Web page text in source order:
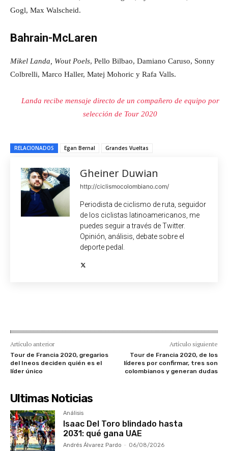
Gogl, Max Walscheid.
Bahrain-McLaren
Mikel Landa, Wout Poels, Pello Bilbao, Damiano Caruso, Sonny
Colbrelli, Marco Haller, Matej Mohoric y Rafa Valls.
Landa recibe mensaje directo de un compañero de equipo por
selección de Tour 2020
RELACIONADOS Egan Bernal Grandes Vueltas
Gheiner Duwian
http://ciclismocolombiano.com/
Periodista de ciclismo de ruta, seguidor
de los ciclistas latinoamericanos, me
puedes seguir a través de Twitter.
Opinión, análisis, debate sobre el
deporte pedal.
Artículo anterior
Tour de Francia 2020, gregarios
del Ineos deciden quién es el
líder único
Artículo siguiente
Tour de Francia 2020, de los
líderes por confirmar, tres son
colombianos y generan dudas
Ultimas Noticias
Análisis
Isaac Del Toro blindado hasta
2031: qué gana UAE
Andrés Álvarez Pardo - 06/08/2026